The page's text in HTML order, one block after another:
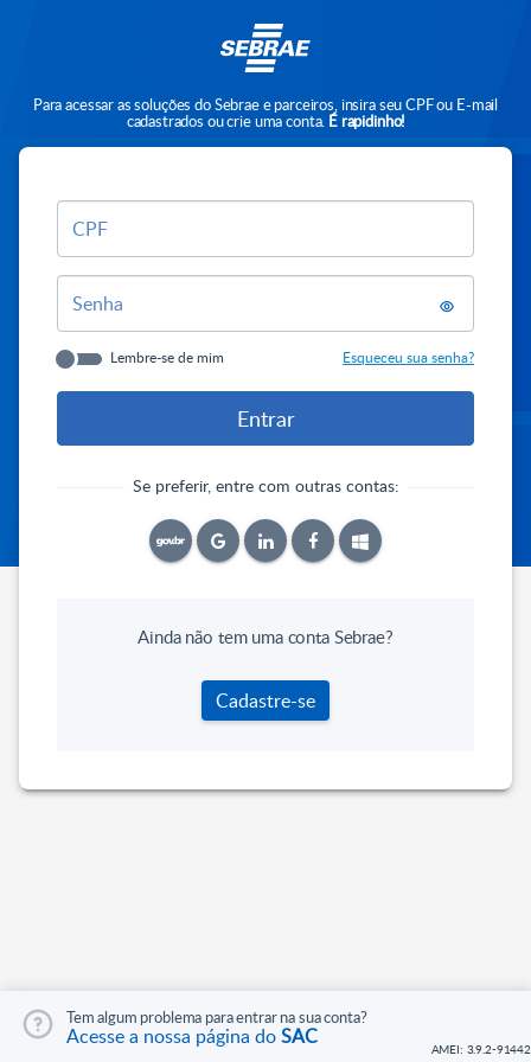
Para acessar as soluções do Sebrae e parceiros, insira seu CPF ou E-mail
cadastrados ou crie uma conta. É rapidinho!
CPF
Senha
Lembre-se de mim Esqueceu sua senha?
Se preferir, entre com outras contas:
Tem algum problema para entrar na sua conta?
Acesse a nossa página doSAC
Ainda não tem uma conta Sebrae?
Cadastre-se
AMEI: 3.9.2-91442